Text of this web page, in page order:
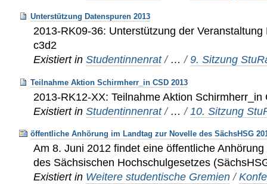
Unterstützung Datenspuren 2013
2013-RK09-36: Unterstützung der
c3d2
Existiert in Studentinnenrat / …/9. Sitzung
Teilnahme Aktion Schirmherr_in CSD 2013
2013-RK12-XX: Teilnahme Aktion Schirmherr_in
Existiert in Studentinnenrat / …/ 10. Sitzung
öffentliche Anhörung im Landtag zur Novelle des SächsHSG
Am 8. Juni 2012 findet eine öffentliche
des Sächsischen Hochschulgesetzes
Existiert in Weitere studentische Gremien /